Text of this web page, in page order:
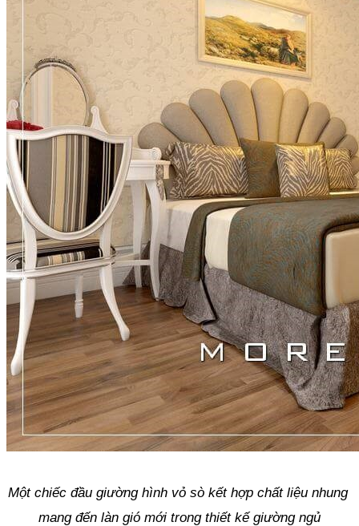
Một chiếc đầu giường hình vỏ sò kết hợp chất liệu nhung
mang đến làn gió mới trong thiết kế giường ngủ